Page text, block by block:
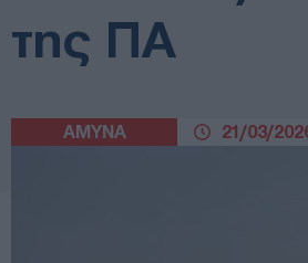
της ΠΑ
ΑΜΥΝΑ 21/03/